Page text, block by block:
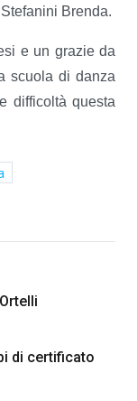
Brenda.
e un grazie da
scuola di danza
difficoltà questa
di certificato